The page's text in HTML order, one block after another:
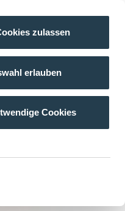
zulassen
erlauben
Cookies